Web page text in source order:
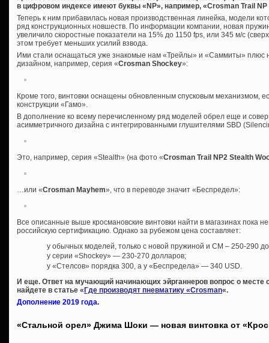
в цифровом индексе имеют буквы «NP», например, «Crosman Trail NP
Теперь к ним прибавилась новая производственная линейка, модели
ряд конструкционных новшеств. По информации компании, новая
увеличило скоростные показатели на 15% до 1150 fps, или 345 м/с
этом требует меньших усилий взвода.
Ими стали оснащаться уже знакомые нам «Трейлы» и «Саммиты» плюс
дизайном, например, серия «Crosman Shockey»:
Кроме того, винтовки оснащены обновленным спусковым механизмом,
конструкции «Гамо».
В дополнение ко всему перечисленному ряд моделей обрел еще и
асимметричного дизайна с интегрированными глушителями SBD
Это, например, серия «Stealth» (на фото «Crosman Trail NP2 Stealth
…или «Crosman Mayhem», что в переводе значит «Беспредел»:
Все описанные выше кросмановские винтовки найти в магазинах пока
российскую сертификацию. Однако за рубежом цена составляет:
у обычных моделей, только с новой пружиной и СМ – 250-290
у серии «Shockey» — 230-270 долларов;
у «Стелсов» порядка 300, а у «Беспредела» — 340 USD.
И еще. Ответ на мучающий начинающих эйрганнеров вопрос о месте
найдете в статье «Где производят пневматику «Crosman«.
Дополнение 2019 года.
«Стальной орел» Джима Шоки — новая винтовка от